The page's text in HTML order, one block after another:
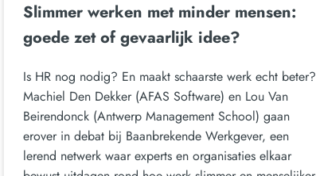
Slimmer werken met minder mensen:
goede zet of gevaarlijk idee?
Is HR nog nodig? En maakt schaarste werk echt beter?
Machiel Den Dekker (AFAS Software) en Lou Van
Beirendonck (Antwerp Management School) gaan
erover in debat bij Baanbrekende Werkgever, een
lerend netwerk waar experts en organisaties elkaar